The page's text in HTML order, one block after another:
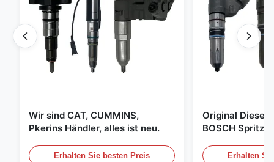
Wir sind CAT, CUMMINS,
Pkerins Händler, alles ist neu.
Erhalten Sie besten Preis
Original Diesel
BOSCH
Erhalten